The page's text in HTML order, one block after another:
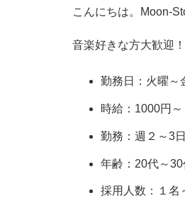
こんにちは。Moon-
音楽好きな方大歓迎
勤務日：火曜～
時給：1000円～
勤務：週２～3日
年齢：20代～30
採用人数：１名